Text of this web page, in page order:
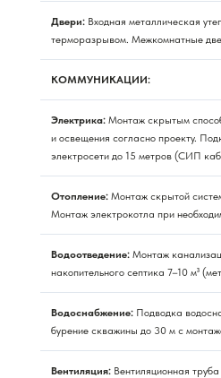
Двери: Входная металлическая
терморазрывом. Межкомнатные
КОММУНИКАЦИИ:
Электрика: Монтаж скрытым
и освещения согласно проекту.
электросети до 15 метров (СИП
Отопление: Монтаж скрытой
Монтаж электрокотла при
Водоотведение: Монтаж
накопительного септика 7–10 м³
Водоснабжение: Подводка
бурение скважины до 30 м с
Вентиляция: Вентиляционная